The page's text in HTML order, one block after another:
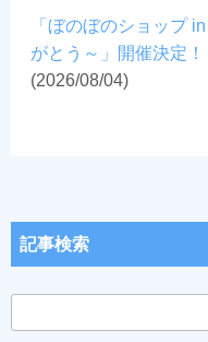
「ぼのぼのショップ
がとう～」開催決定！
(2026/08/04)
記事検索